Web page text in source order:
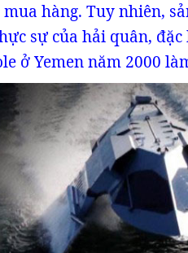
mua hàng. Tuy nhiên,
sự của hải quân,
ở Yemen năm 2000